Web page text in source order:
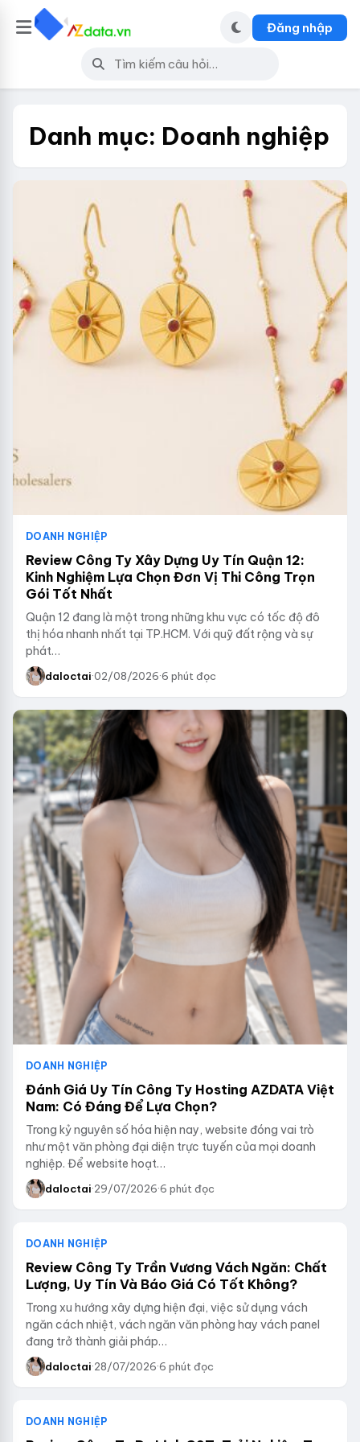
Đăng nhập
Danh mục: Doanh nghiệp
DOANH NGHIỆP
Review Công Ty Xây Dựng Uy Tín Quận 12:
Kinh Nghiệm Lựa Chọn Đơn Vị Thi Công Trọn
Gói Tốt Nhất
Quận 12 đang là một trong những khu vực có tốc độ đô
thị hóa nhanh nhất tại TP.HCM. Với quỹ đất rộng và sự
phát…
daloctai·02/08/2026·6 phút đọc
DOANH NGHIỆP
Đánh Giá Uy Tín Công Ty Hosting AZDATA Việt
Nam: Có Đáng Để Lựa Chọn?
Trong kỷ nguyên số hóa hiện nay, website đóng vai trò
như một văn phòng đại diện trực tuyến của mọi doanh
nghiệp. Để website hoạt…
daloctai·29/07/2026·6 phút đọc
DOANH NGHIỆP
Review Công Ty Trần Vương Vách Ngăn: Chất
Lượng, Uy Tín Và Báo Giá Có Tốt Không?
Trong xu hướng xây dựng hiện đại, việc sử dụng vách
ngăn cách nhiệt, vách ngăn văn phòng hay vách panel
đang trở thành giải pháp…
daloctai·28/07/2026·6 phút đọc
DOANH NGHIỆP